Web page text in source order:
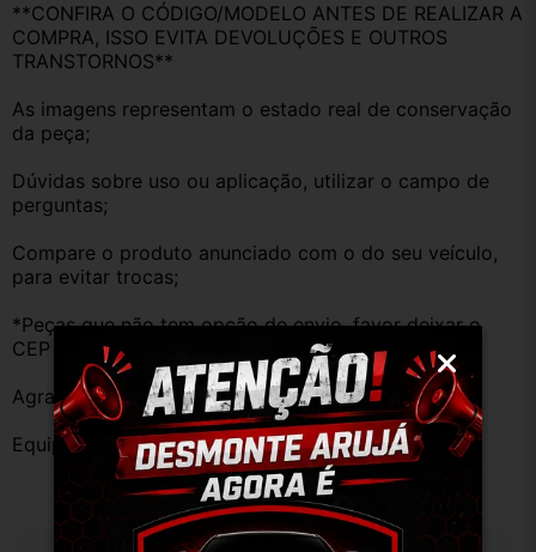
**CONFIRA O CÓDIGO/MODELO ANTES DE REALIZAR A
COMPRA, ISSO EVITA DEVOLUÇÕES E OUTROS
TRANSTORNOS**
As imagens representam o estado real de conservação
da peça;
Dúvidas sobre uso ou aplicação, utilizar o campo de
perguntas;
Compare o produto anunciado com o do seu veículo,
para evitar trocas;
*Peças que não tem opção de envio, favor deixar o
CEP na área de perguntas para realizar cotação*
Agradecemos a preferência!
Equipe DESMONTE ARUJÁ.